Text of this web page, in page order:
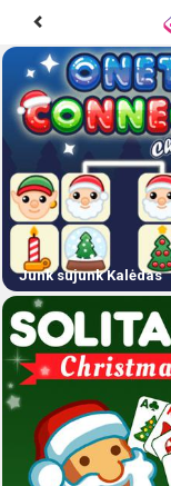
Junk sujunk Kalėdas